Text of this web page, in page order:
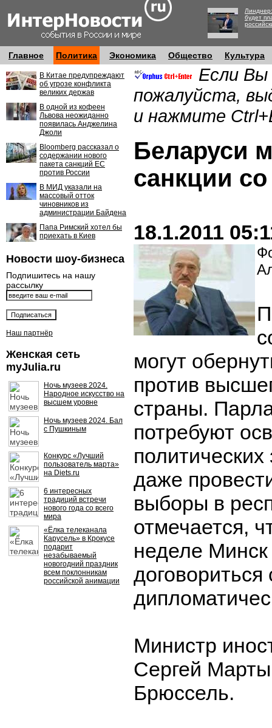
будет
Главное Политика Экономика Общество Культура
В Китае предупреждают
об угрозе конфликта
великих держав
В одной из кофеен
Львова неожиданно
появилась Анджелина
Джоли
Bloomberg рассказал о
содержании нового
пакета санкций ЕС
против России
В МИД указали на
массовый отток
чиновников из
администрации Байдена
Папа Римский хотел бы
приехать в Киев
Новости шоу-бизнеса
Подпишитесь на нашу
рассылку
Наш партнёр
Женская сеть
myJulia.ru
Ночь музеев 2024.
Народное искусство на
высшем уровне
Ночь музеев 2024. Бал
с Пушкиным
Конкурс «Лучший
пользователь марта»
на Diets.ru
6 интересных
традиций встречи
нового года со всего
мира
«Ёлка телеканала
Карусель» в Крокусе
подарит
незабываемый
новогодний праздник
всем поклонникам
российской анимации
Если Вы
пожалуйста,
и нажмите
Беларуси
санкции
18.1.2011
могут
против
страны.
потребуют
даже
выборы в
отмечается,
неделе
Министр
Сергей
Брюссель.